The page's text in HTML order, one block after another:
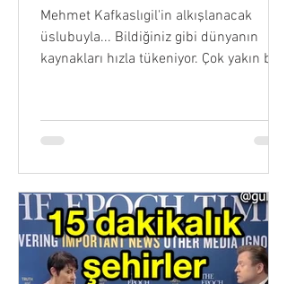
Mehmet Kafkaslıgil'in alkışlanacak
üslubuyla... Bildiğiniz gibi dünyanın
kaynakları hızla tükeniyor. Çok yakın bir